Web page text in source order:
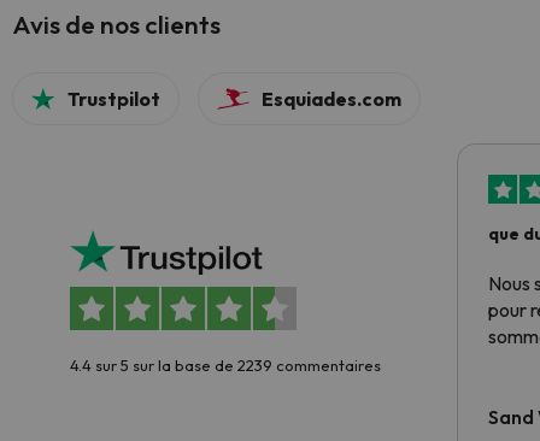
Avis de nos clients
Trustpilot Esquiades.com
4.4 sur 5 sur la base de 2239 commentaires
que
Nous
pour
Sand